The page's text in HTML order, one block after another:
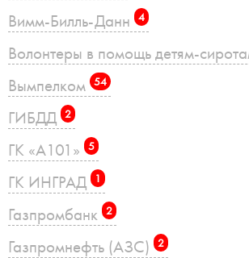
Вимм-Билль-Данн 4
Волонтеры в помощь детям-
Вымпелком 54
ГИБДД 2
ГК «А101» 5
ГК ИНГРАД 1
Газпромбанк 2
Газпромнефть (АЗС) 2